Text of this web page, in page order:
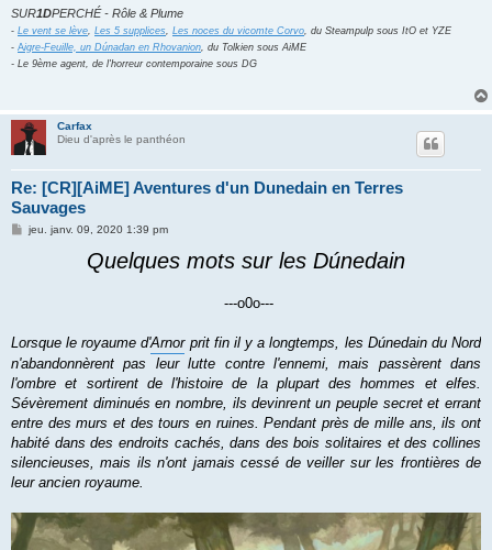
SUR1DPERCHÉ - Rôle & Plume
- Le vent se lève, Les 5 supplices, Les noces du vicomte Corvo, du Steampulp sous ItO et YZE
- Aigre-Feuille, un Dúnadan en Rhovanion, du Tolkien sous AiME
- Le 9ème agent, de l'horreur contemporaine sous DG
Carfax
Dieu d'après le panthéon
Re: [CR][AiME] Aventures d'un Dunedain en Terres
Sauvages
Mjeu. janv. 09, 2020 1:39 pm
Quelques mots sur les Dúnedain
---o0o---
Lorsque le royaume d'Arnorprit fin il y a longtemps, les Dúnedain du Nord
n'abandonnèrent pas leur lutte contre l'ennemi, mais passèrent dans
l'ombre et sortirent de l'histoire de la plupart des hommes et elfes.
Sévèrement diminués en nombre, ils devinrent un peuple secret et errant
entre des murs et des tours en ruines. Pendant près de mille ans, ils ont
habité dans des endroits cachés, dans des bois solitaires et des collines
silencieuses, mais ils n'ont jamais cessé de veiller sur les frontières de
leur ancien royaume.